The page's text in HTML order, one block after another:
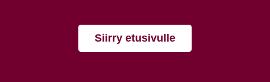
Siirry etusivulle